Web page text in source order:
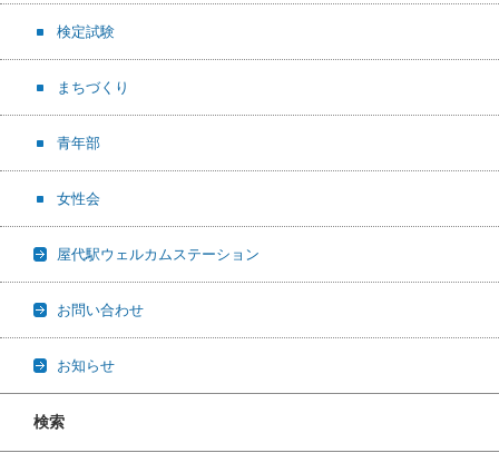
検定試験
まちづくり
青年部
女性会
屋代駅ウェルカムステーション
お問い合わせ
お知らせ
検索